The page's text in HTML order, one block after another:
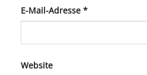
E-Mail-Adresse *
Website